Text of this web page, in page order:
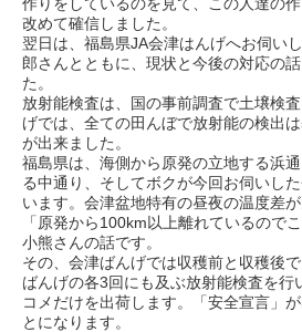
改めて確信しました。
翌日は、福島県JA会津はんげへお伺い
郎さんとともに、現状と今後の対応の
た。
放射能検査は、国の事前調査で土壌検
げでは、全ての田んぼで放射能の検出
が出来ました。
福島県は、海側から原発の立地する浜
る中通り、そしてボクが今回お伺いし
います。会津盆地特有の昼夜の温度差が
「原発から100km以上離れているので
小熊さんの話です。
その、会津ばんげでは収穫前と収穫後
ばんげの各3回にも及ぶ放射能検査を行
コメだけを出荷します。「安全宣言」
とになります。